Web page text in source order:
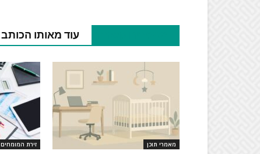
עוד מאותו הכותב
מאמרי תוכן זירת המומחים